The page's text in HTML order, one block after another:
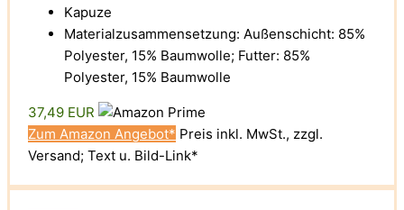
Kapuze
Materialzusammensetzung: Außenschicht: 85%
Polyester, 15% Baumwolle; Futter: 85%
Polyester, 15% Baumwolle
37,49 EUR
Zum Amazon Angebot* Preis inkl. MwSt., zzgl.
Versand; Text u. Bild-Link*